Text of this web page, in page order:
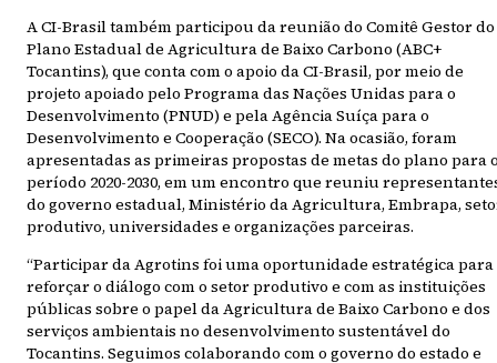
A CI-Brasil também participou da reunião do Comitê Gestor do
Plano Estadual de Agricultura de Baixo Carbono (ABC+
Tocantins), que conta com o apoio da CI-Brasil, por meio de
projeto apoiado pelo Programa das Nações Unidas para o
Desenvolvimento (PNUD) e pela Agência Suíça para o
Desenvolvimento e Cooperação (SECO). Na ocasião, foram
apresentadas as primeiras propostas de metas do plano para
período 2020-2030, em um encontro que reuniu
do governo estadual, Ministério da Agricultura, Embrapa,
produtivo, universidades e organizações parceiras.
“Participar da Agrotins foi uma oportunidade estratégica para
reforçar o diálogo com o setor produtivo e com as instituições
públicas sobre o papel da Agricultura de Baixo Carbono e dos
serviços ambientais no desenvolvimento sustentável do
Tocantins. Seguimos colaborando com o governo do estado e